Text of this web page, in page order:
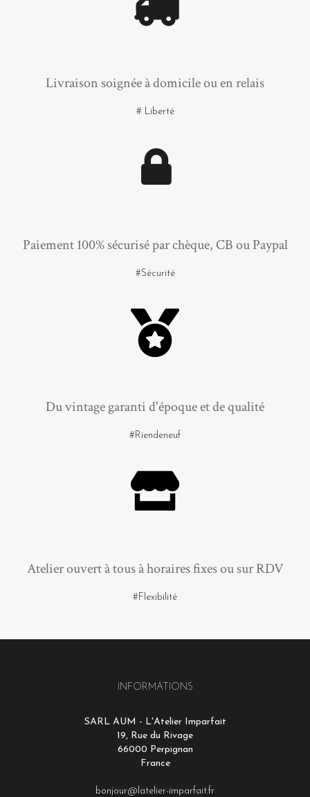
Livraison soignée à domicile ou en relais
# Liberté
Paiement 100% sécurisé par chèque, CB ou Paypal
#Sécurité
Du vintage garanti d'époque et de qualité
#Riendeneuf
Atelier ouvert à tous à horaires fixes ou sur RDV
#Flexibilité
INFORMATIONS
SARL AUM - L'Atelier Imparfait
19, Rue du Rivage
66000 Perpignan
France
bonjour@latelier-imparfait.fr